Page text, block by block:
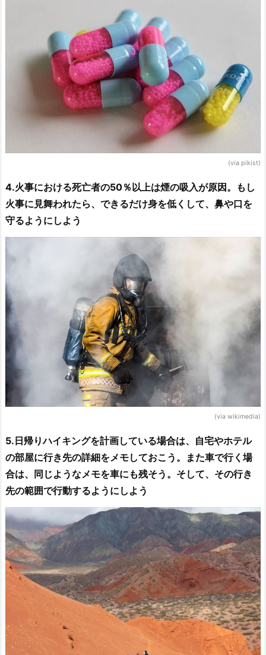
(via pikist)
4.火事における死亡者の50％以上は煙の吸入が原因。もし
火事に見舞われたら、できるだけ身を低くして、鼻や口を
守るようにしよう
(via wikimedia)
5.日帰りハイキングを計画している場合は、自宅やホテル
の部屋に行き先の詳細をメモしておこう。また車で行く場
合は、同じようなメモを車にも残そう。そして、その行き
先の範囲で行動するようにしよう